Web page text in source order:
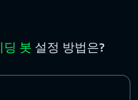
딩 봇 설정 방법은?